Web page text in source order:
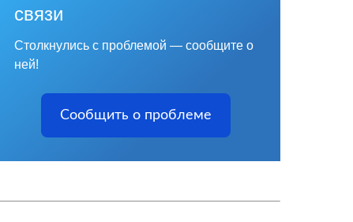
связи
Столкнулись с проблемой — сообщите о
ней!
Сообщить о проблеме